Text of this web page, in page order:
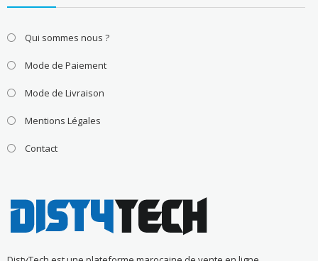
Qui sommes nous ?
Mode de Paiement
Mode de Livraison
Mentions Légales
Contact